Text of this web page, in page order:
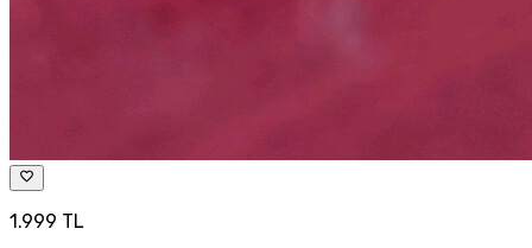
1.999 TL